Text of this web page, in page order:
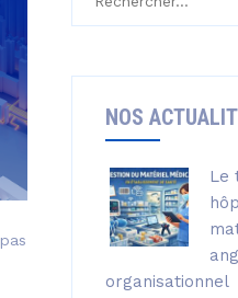
NOS
Le
organisationnel